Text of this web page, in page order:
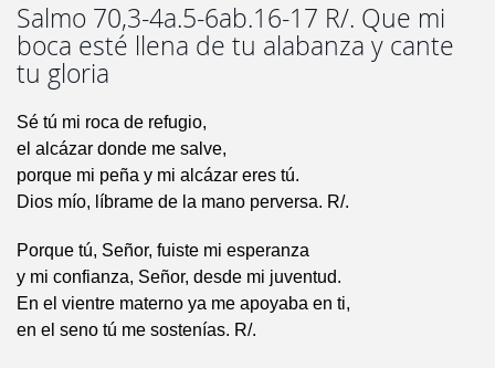
Salmo 70,3-4a.5-6ab.16-17 R/. Que mi
boca esté llena de tu alabanza y cante
tu gloria
Sé tú mi roca de refugio,
el alcázar donde me salve,
porque mi peña y mi alcázar eres tú.
Dios mío, líbrame de la mano perversa. R/.
Porque tú, Señor, fuiste mi esperanza
y mi confianza, Señor, desde mi juventud.
En el vientre materno ya me apoyaba en ti,
en el seno tú me sostenías. R/.